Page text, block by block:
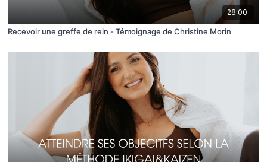
28:00
Recevoir une greffe de rein - Témoignage de Christine Morin